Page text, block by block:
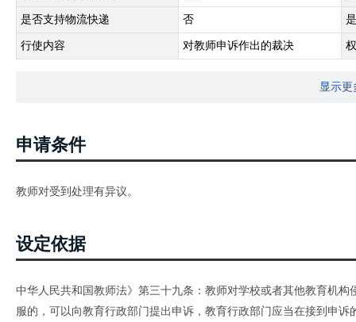
是否支持物流快递 否
行使内容 对教师申诉作出的裁决
显示更
申请条件
教师对受到处理有异议。
设定依据
中华人民共和国教师法》第三十九条：教师对学校或者其他教育机
服的，可以向教育行政部门提出申诉，教育行政部门应当在接到申